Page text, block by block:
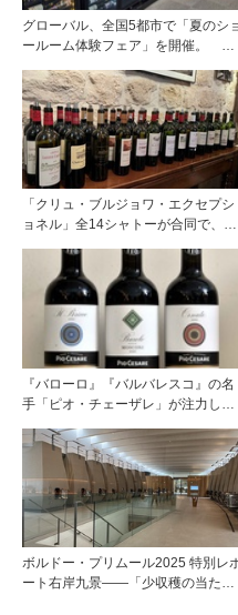
グローバル、全国5都市で「夏のシ
ールーム体験フェア」を開催。 ワ
験！！
「クリュ・ブルジョワ・エクセプシ
ョネル」全14シャトーが合同で、ジ
パリで開催
『バローロ』『バルバレスコ』の名
手「ピオ・チェーザレ」が注力し
畑）”シリーズ！
ボルドー・プリムール2025 特別レ
ート右岸九景――「少収穫の当たり